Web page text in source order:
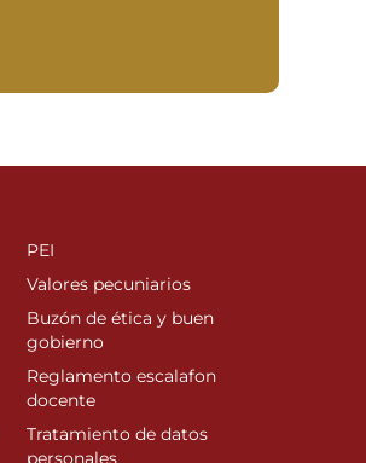
PEI
Valores pecuniarios
Buzón de ética y buen
gobierno
Reglamento escalafon
docente
Tratamiento de datos
personales